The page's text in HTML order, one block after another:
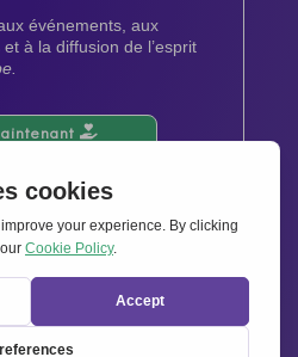
événements, aux
à la diffusion de l’esprit
les dernières nouvelles